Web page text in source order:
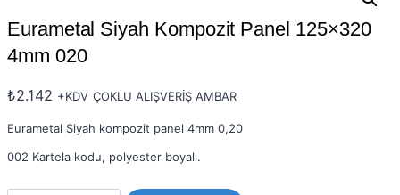
Eurametal Siyah Kompozit Panel 125×320
4mm 020
₺2.142 +KDV ÇOKLU ALIŞVERİŞ AMBAR
Eurametal Siyah kompozit panel 4mm 0,20
002 Kartela kodu, polyester boyalı.